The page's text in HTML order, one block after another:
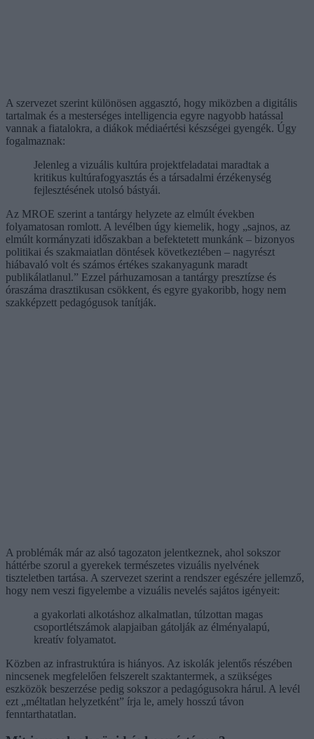
A szervezet szerint különösen aggasztó, hogy miközben a digitális
tartalmak és a mesterséges intelligencia egyre nagyobb hatással
vannak a fiatalokra, a diákok médiaértési készségei gyengék. Úgy
fogalmaznak:
Jelenleg a vizuális kultúra projektfeladatai maradtak a
kritikus kultúrafogyasztás és a társadalmi érzékenység
fejlesztésének utolsó bástyái.
Az MROE szerint a tantárgy helyzete az elmúlt években
folyamatosan romlott. A levélben úgy kiemelik, hogy „sajnos, az
elmúlt kormányzati időszakban a befektetett munkánk – bizonyos
politikai és szakmaiatlan döntések következtében – nagyrészt
hiábavaló volt és számos értékes szakanyagunk maradt
publikálatlanul.” Ezzel párhuzamosan a tantárgy presztízse és
óraszáma drasztikusan csökkent, és egyre gyakoribb, hogy nem
szakképzett pedagógusok tanítják.
A problémák már az alsó tagozaton jelentkeznek, ahol sokszor
háttérbe szorul a gyerekek természetes vizuális nyelvének
tiszteletben tartása. A szervezet szerint a rendszer egészére jellemző,
hogy nem veszi figyelembe a vizuális nevelés sajátos igényeit:
a gyakorlati alkotáshoz alkalmatlan, túlzottan magas
csoportlétszámok alapjaiban gátolják az élményalapú,
kreatív folyamatot.
Közben az infrastruktúra is hiányos. Az iskolák jelentős részében
nincsenek megfelelően felszerelt szaktantermek, a szükséges
eszközök beszerzése pedig sokszor a pedagógusokra hárul. A levél
ezt „méltatlan helyzetként” írja le, amely hosszú távon
fenntarthatatlan.